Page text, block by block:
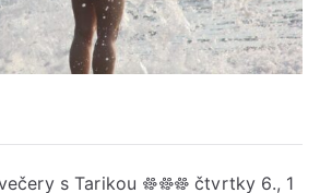
𐩕𐩕𐩕 čtvrtky 6., 1